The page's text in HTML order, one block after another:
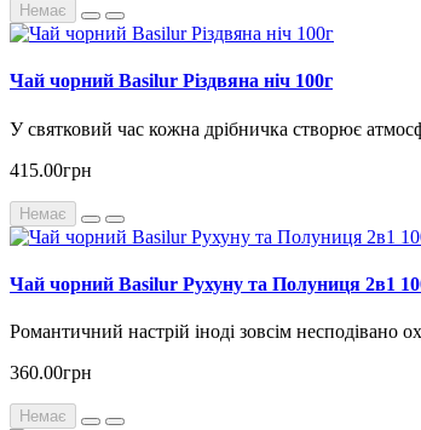
Немає
Чай чорний Basilur Різдвяна ніч 100г
У святковий час кожна дрібничка створює
415.00грн
Немає
Чай чорний Basilur Рухуну та Полуниця 2в1
Романтичний настрій іноді зовсім
360.00грн
Немає